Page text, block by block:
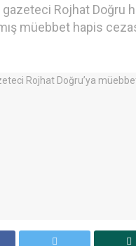
gazeteci Rojhat Doğru
müebbet hapis